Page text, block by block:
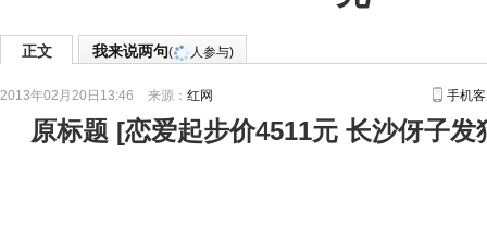
正文 我来说两句( 人参与)
2013年02月20日13:46 来源： 红网 手机
原标题 [恋爱起步价4511元 长沙伢子发